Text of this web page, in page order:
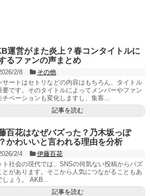
運営がまた炎上？春コンタイトルに
るファンの声まとめ
2/8
その他
サートはセトリなどの内容はもちろん、タイトル
要です。そのタイトルによってメンバーやファン
チベーションも変化しますし、集客...
記事を読む
百花はなぜバズった？乃木坂っぽ
かわいいと言われる理由を分析
2/4
伊藤百花
ト社会の現代では、SNSの何気ない投稿からバズ
とがあります。そこから人気につながることもあ
しょう。 AKB...
記事を読む